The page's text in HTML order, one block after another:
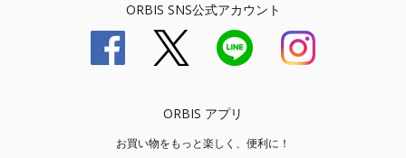
ORBIS SNS公式アカウント
ORBIS アプリ
お買い物をもっと楽しく、便利に！